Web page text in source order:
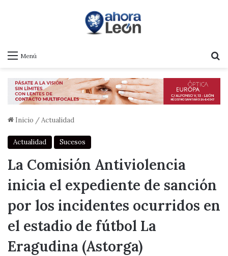
Menú
Inicio /Actualidad
Actualidad Sucesos
La Comisión Antiviolencia
inicia el expediente de sanción
por los incidentes ocurridos en
el estadio de fútbol La
Eragudina (Astorga)